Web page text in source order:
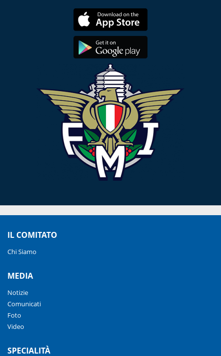
IL COMITATO
Chi Siamo
MEDIA
Notizie
Comunicati
Foto
Video
SPECIALITÀ